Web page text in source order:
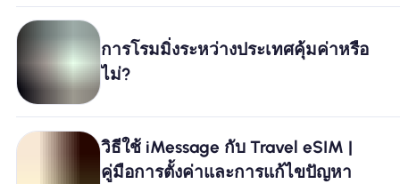
การโรมมิ่งระหว่างประเทศคุ้มค่าหรือ
ไม่?
วิธีใช้ iMessage กับ Travel eSIM |
คู่มือการตั้งค่าและการแก้ไขปัญหา